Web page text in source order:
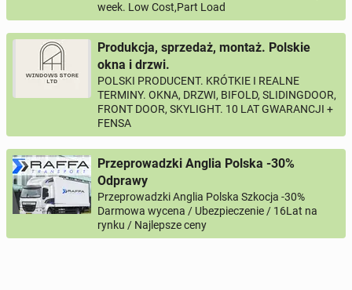
week. Low Cost,Part Load
Produkcja, sprzedaż, montaż. Polskie
okna i drzwi.
POLSKI PRODUCENT. KRÓTKIE I REALNE
TERMINY. OKNA, DRZWI, BIFOLD, SLIDINGDOOR,
FRONT DOOR, SKYLIGHT. 10 LAT GWARANCJI +
FENSA
Przeprowadzki Anglia Polska -30%
Odprawy
Przeprowadzki Anglia Polska Szkocja -30%
Darmowa wycena / Ubezpieczenie / 16Lat na
rynku / Najlepsze ceny